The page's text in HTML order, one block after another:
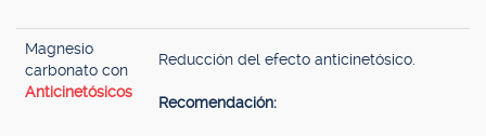
Magnesio
carbonato con
Anticinetósicos
Reducción del efecto anticinetósico.
Recomendación: